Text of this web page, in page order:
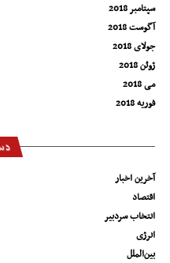
سپتامبر 2018
آگوست 2018
جولای 2018
ژوئن 2018
می 2018
فوریه 2018
آخرین اخبار
اقتصاد
انتخاب سردبیر
انرژی
بین‌الملل